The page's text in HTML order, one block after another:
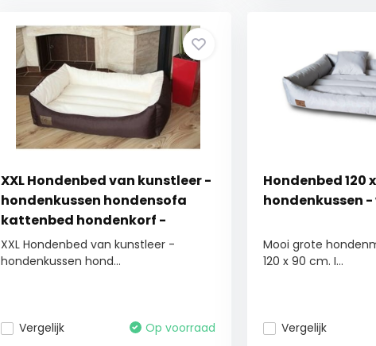
XXL Hondenbed van kunstleer -
hondenkussen hondensofa
kattenbed hondenkorf -
waterdicht 90 X 60
XXL Hondenbed van kunstleer -
hondenkussen hond...
Vergelijk Op voorraad
Hondenbed 120
hondenkussen
Mooi grote
120 x 90 cm. I...
Vergelijk